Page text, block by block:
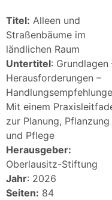
Titel: Alleen und
Straßenbäume im
ländlichen Raum
Untertitel: Grundlagen
Herausforderungen –
Mit einem
zur Planung, Pflanzung
und Pflege
Herausgeber:
Oberlausitz-Stiftung
Jahr: 2026
Seiten: 84